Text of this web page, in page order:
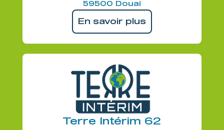
59500 Douai
En savoir plus
Terre Intérim 62